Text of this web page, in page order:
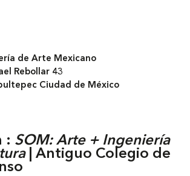
de Arte Mexicano
Rebollar 43
Ciudad de México
: SOM: Arte + Ingeniería
| Antiguo Colegio de